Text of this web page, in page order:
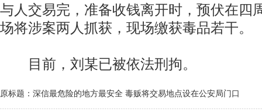
与人交易完，准备收钱离开时，预伏在四
场将涉案两人抓获，现场缴获毒品若干。
目前，刘某已被依法刑拘。
原标题：深信最危险的地方最安全 毒贩将交易地点设在公安局门口